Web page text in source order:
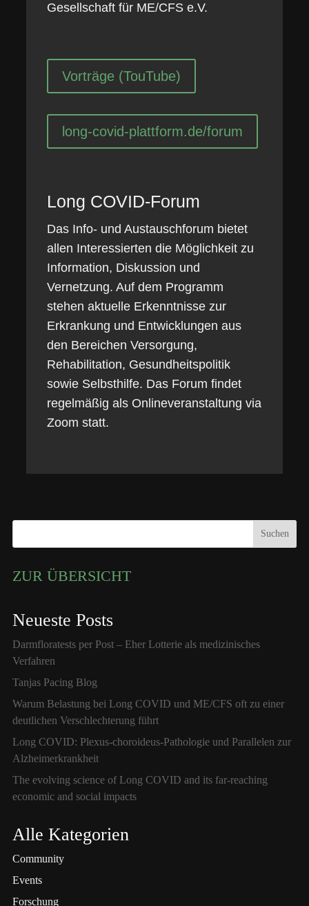
Gesellschaft für ME/CFS e.V.
Vorträge (TouTube)
long-covid-plattform.de/forum
Long COVID-Forum
Das Info- und Austauschforum bietet
allen Interessierten die Möglichkeit zu
Information, Diskussion und
Vernetzung. Auf dem Programm
stehen aktuelle Erkenntnisse zur
Erkrankung und Entwicklungen aus
den Bereichen Versorgung,
Rehabilitation, Gesundheitspolitik
sowie Selbsthilfe. Das Forum findet
regelmäßig als Onlineveranstaltung via
Zoom statt.
Suchen
ZUR ÜBERSICHT
Neueste Posts
Darmfloratests per Post – Eher Lotterie als medizinisches
Verfahren
Tanjas Pacing Blog
Warum Belastung bei Long COVID und ME/CFS oft zu einer
deutlichen Verschlechterung führt
Long COVID: Plexus-choroideus-Pathologie und Parallelen zur
Alzheimerkrankheit
The evolving science of Long COVID and its far-reaching
economic and social impacts
Alle Kategorien
Community
Events
Forschung